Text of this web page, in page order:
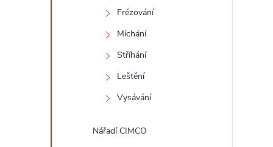
Frézování
Míchání
Stříhání
Leštění
Vysávání
Nářadí CIMCO